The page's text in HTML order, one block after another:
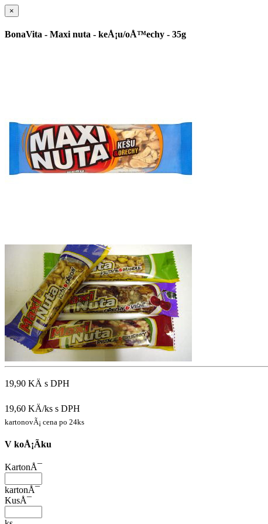
×
BonaVita - Maxi nuta - keÅ¡u/oÅ™echy - 35g
19,90 KÄ s DPH
19,60 KÄ/ks s DPH
kartonovÃ¡ cena po 24ks
V koÅ¡Ã­ku
KartonÅ¯
kartonÅ¯
KusÅ¯